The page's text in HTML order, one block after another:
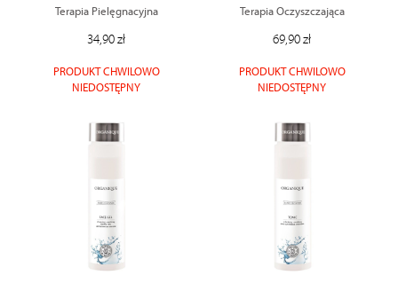
Terapia Pielęgnacyjna
34,90 zł
PRODUKT CHWILOWO
NIEDOSTĘPNY
Terapia Oczyszczająca
69,90 zł
PRODUKT CHWILOWO
NIEDOSTĘPNY